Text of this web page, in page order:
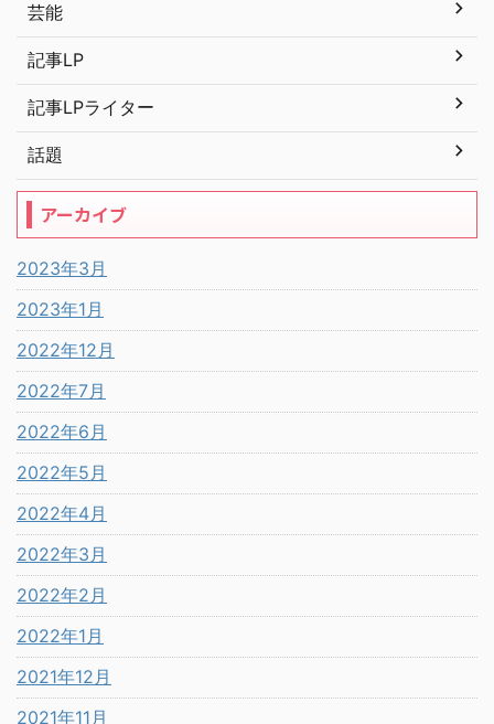
芸能
記事LP
記事LPライター
話題
アーカイブ
2023年3月
2023年1月
2022年12月
2022年7月
2022年6月
2022年5月
2022年4月
2022年3月
2022年2月
2022年1月
2021年12月
2021年11月